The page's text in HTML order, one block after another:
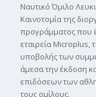
Ναυτικό Όμιλο
Καινοτομία της
προγράμματος που
εταιρεία Microplus,
υποβολής των
άμεσα την έκδοση
επιδόσεων των
τους ομίλους.